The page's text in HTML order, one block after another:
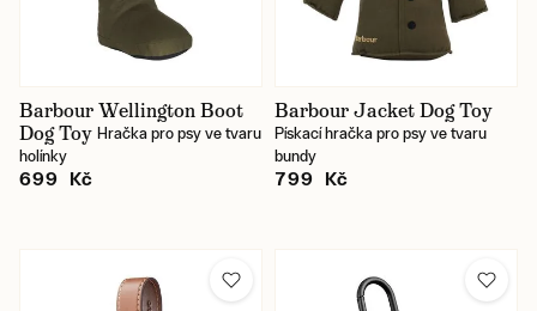
Barbour Wellington Boot
Dog Toy Hračka pro psy ve tvaru
holínky
699 Kč
Barbour Jacket Dog Toy
Pískací hračka pro psy ve tvaru
bundy
799 Kč